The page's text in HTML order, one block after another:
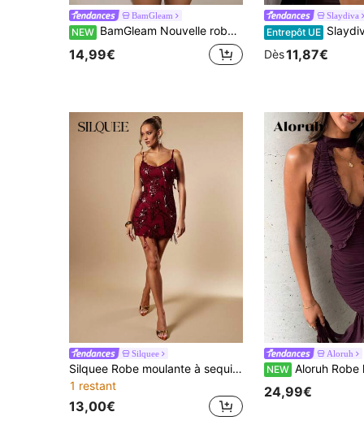
BamGleam
NEW BamGleam Nouvelle robe sexy d'automne à col drapé en V profond et col bénitier pour femmes, robe mini moulante sexy dos nu à manches pétales pour soirée, boîte de nuit, rendez-vous
14,99€
Slaydiva
Entrepôt UE Slaydiva Robe courte pour femme à col licou et décolleté en V
Dès11,87€
Silquee
Silquee Robe moulante à sequins et franges fleuries est idéale pour les fêtes de remise de diplômes, Noël, les rendez-vous galants, les banquets et toutes sortes d'événements, pour un look éblouissant et élégant. Elle convient également aux occasions décontractées, concerts, cocktails, sorties nocturnes, carnavals et fêtes. Une robe de soirée bordeaux chic et sexy, parfaite pour les boîtes de nuit.
1 restant
13,00€
Aloruh
NEW Aloruh Robe longue moulante sans manches en maille mesh de couleur unie avec volants à l'ourlet,
24,99€